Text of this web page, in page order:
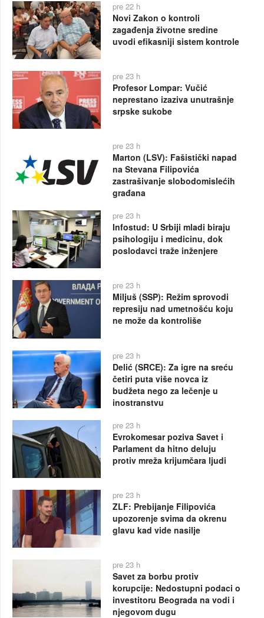
pre 22 h
Novi Zakon o kontroli
zagađenja životne sredine
uvodi efikasniji sistem kontrole
pre 23 h
Profesor Lompar: Vučić
neprestano izaziva unutrašnje
srpske sukobe
pre 23 h
Marton (LSV): Fašistički napad
na Stevana Filipovića
zastrašivanje slobodomislećih
građana
pre 23 h
Infostud: U Srbiji mladi biraju
psihologiju i medicinu, dok
poslodavci traže inženjere
pre 23 h
Miljuš (SSP): Režim sprovodi
represiju nad umetnošću koju
ne može da kontroliše
pre 23 h
Delić (SRCE): Za igre na sreću
četiri puta više novca iz
budžeta nego za lečenje u
inostranstvu
pre 23 h
Evrokomesar poziva Savet i
Parlament da hitno deluju
protiv mreža krijumčara ljudi
pre 23 h
ZLF: Prebijanje Filipovića
upozorenje svima da okrenu
glavu kad vide nasilje
pre 23 h
Savet za borbu protiv
korupcije: Nedostupni podaci o
investitoru Beograda na vodi i
njegovom dugu